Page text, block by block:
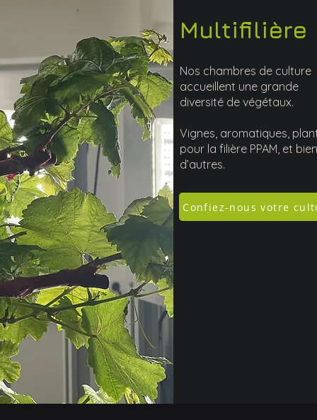
Multifilière
Nos chambres de culture
accueillent une grande
diversité de végétaux.
Vignes, aromatiques,
pour la filière PPAM, et bien
d’autres.
Confiez-nous votre